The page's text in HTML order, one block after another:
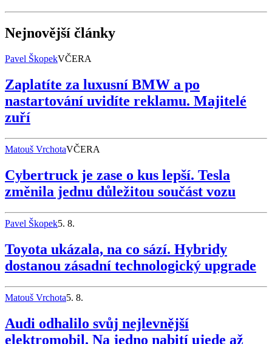
Nejnovější články
Pavel ŠkopekVČERA
Zaplatíte za luxusní BMW a po
nastartování uvidíte reklamu. Majitelé
zuří
Matouš VrchotaVČERA
Cybertruck je zase o kus lepší. Tesla
změnila jednu důležitou součást vozu
Pavel Škopek5. 8.
Toyota ukázala, na co sází. Hybridy
dostanou zásadní technologický upgrade
Matouš Vrchota5. 8.
Audi odhalilo svůj nejlevnější
elektromobil. Na jedno nabití ujede až